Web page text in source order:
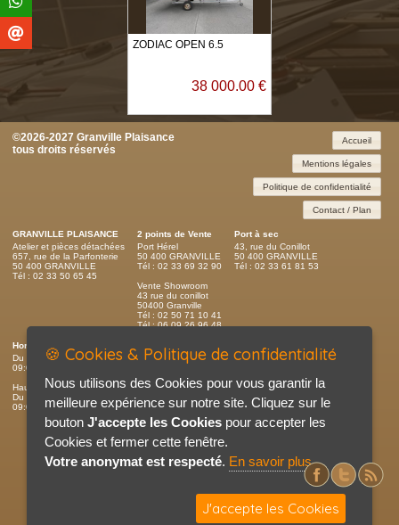
ZODIAC OPEN 6.5
38 000.00 €
©2026-2027 Granville Plaisance
tous droits réservés
Accueil
Mentions légales
Politique de confidentialité
Contact / Plan
GRANVILLE PLAISANCE
Atelier et pièces détachées
657, rue de la Parfonterie
50 400 GRANVILLE
Tél : 02 33 50 65 45
2 points de Vente
Port Hérel
50 400 GRANVILLE
Tél : 02 33 69 32 90
Vente Showroom
43 rue du conillot
50400 Granville
Tél : 02 50 71 10 41
Tél : 06 09 26 96 48
Port à sec
43, rue du Conillot
50 400 GRANVILLE
Tél : 02 33 61 81 53
Horaires d'ouverture
Du lundi au samedi
09:00 - 12:00 / 14:00 - 19:00
Haute saison - Port du Hérel
Du lundi au dimanche (7j/7)
09:00 - 12:00 / 14:00 - 19:00
🍪 Cookies & Politique de confidentialité
Nous utilisons des Cookies pour vous garantir la
meilleure expérience sur notre site. Cliquez sur le
bouton J'accepte les Cookies pour accepter les
Cookies et fermer cette fenêtre.
Votre anonymat est respecté. En savoir plus
J'accepte les Cookies